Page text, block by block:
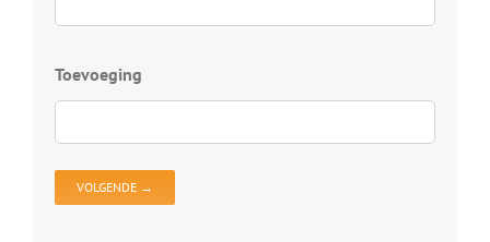
Toevoeging